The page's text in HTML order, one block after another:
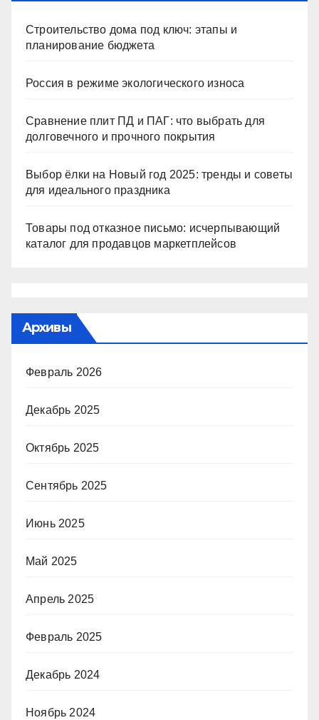
Строительство дома под ключ: этапы и
планирование бюджета
Россия в режиме экологического износа
Сравнение плит ПД и ПАГ: что выбрать для
долговечного и прочного покрытия
Выбор ёлки на Новый год 2025: тренды и советы
для идеального праздника
Товары под отказное письмо: исчерпывающий
каталог для продавцов маркетплейсов
Архивы
Февраль 2026
Декабрь 2025
Октябрь 2025
Сентябрь 2025
Июнь 2025
Май 2025
Апрель 2025
Февраль 2025
Декабрь 2024
Ноябрь 2024